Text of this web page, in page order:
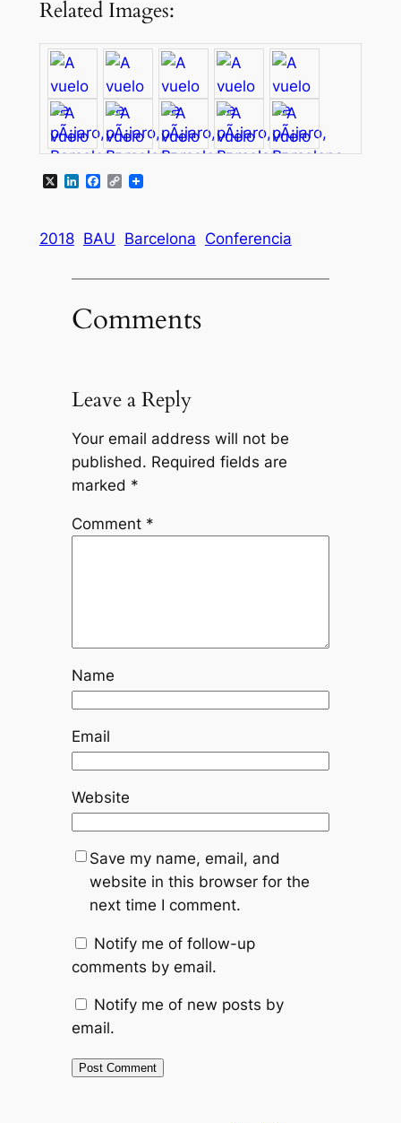
Related Images:
X LinkedIn
Facebook
Copy
2018 BAU Barcelona Conferencia
Comments
Leave a Reply
Your email address will not be
published. Required fields are
marked *
Comment *
Name
Email
Website
Save my name, email, and
website in this browser for the
next time I comment.
Notify me of follow-up
comments by email.
Notify me of new posts by
email.